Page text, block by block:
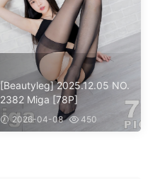
[Beautyleg] 2025.12.05 NO.
2382 Miga [78P]
2026-04-08 450